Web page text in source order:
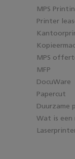
MPS
Printer
MPS
MFP
DocuWare
Papercut
Duurzame
Wat is